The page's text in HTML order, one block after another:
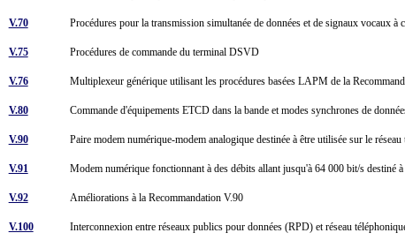
V.70 Procédures pour la transmission simultanée de données et de signaux vocaux
V.75 Procédures de commande du terminal DSVD
V.76 Multiplexeur générique utilisant les procédures basées LAPM de la
V.80 Commande d'équipements ETCD dans la bande et modes synchrones de
V.90 Paire modem numérique-modem analogique destinée à être utilisée sur le
V.91 Modem numérique fonctionnant à des débits allant jusqu'à 64 000 bit/s
V.92 Améliorations à la Recommandation V.90
V.100 Interconnexion entre réseaux publics pour données (RPD) et réseau